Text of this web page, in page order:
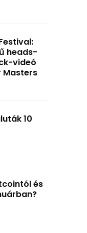
heads-
videó
Masters
10
és